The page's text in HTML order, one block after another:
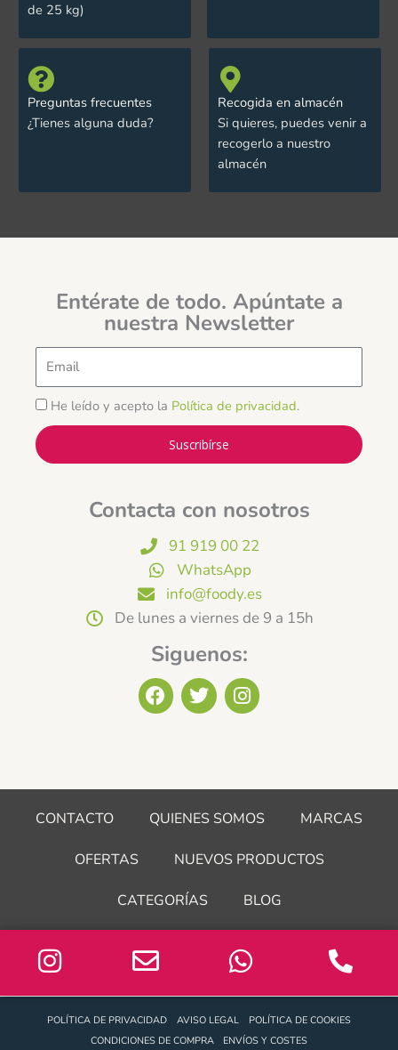
de 25 kg)
Preguntas frecuentes
¿Tienes alguna duda?
Recogida en almacén
Si quieres, puedes venir a
recogerlo a nuestro
almacén
Entérate de todo. Apúntate a
nuestra Newsletter
He leído y acepto la Política de privacidad.
Suscribírse
Contacta con nosotros
91 919 00 22
WhatsApp
info@foody.es
De lunes a viernes de 9 a 15h
Siguenos:
F
a
o
k
T
w
e
I
n
g
a
CONTACTO QUIENES SOMOS MARCAS
OFERTAS NUEVOS PRODUCTOS
CATEGORÍAS BLOG
POLÍTICA DE PRIVACIDAD AVISO LEGAL
POLÍTICA DE COOKIES
CONDICIONES DE COMPRA
ENVÍOS Y COSTES